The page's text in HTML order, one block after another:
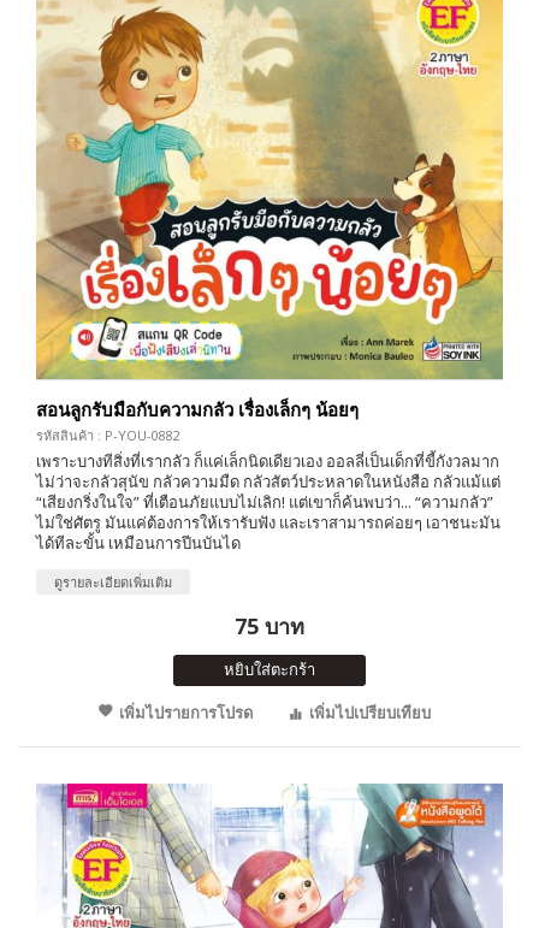
สอนลูกรับมือกับความกลัว เรื่องเล็กๆ น้อยๆ
รหัสสินค้า : P-YOU-0882
เพราะบางทีสิ่งที่เรากลัว ก็แค่เล็กนิดเดียวเอง ออลลี่เป็นเด็กที่ขี้กังวลมาก
ไม่ว่าจะกลัวสุนัข กลัวความมืด กลัวสัตว์ประหลาดในหนังสือ กลัวแม้แต่
“เสียงกริ่งในใจ” ที่เตือนภัยแบบไม่เลิก! แต่เขาก็ค้นพบว่า... “ความกลัว”
ไม่ใช่ศัตรู มันแค่ต้องการให้เรารับฟัง และเราสามารถค่อยๆ เอาชนะมัน
ได้ทีละขั้น เหมือนการปีนบันได
ดูรายละเอียดเพิ่มเติม
75 บาท
หยิบใส่ตะกร้า
เพิ่มไปรายการโปรด
เพิ่มไปเปรียบเทียบ